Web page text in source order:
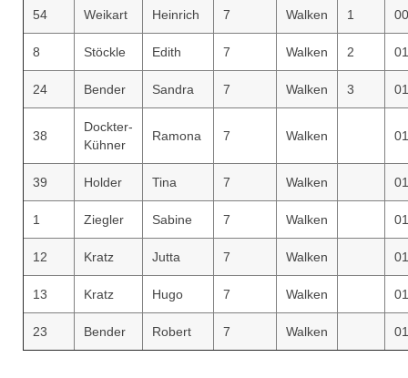
54 Weikart Heinrich 7 Walken 1
8 Stöckle Edith 7 Walken 2
24 Bender Sandra 7 Walken 3
38
Dockter-
Kühner
Ramona 7 Walken
39 Holder Tina 7 Walken
1 Ziegler Sabine 7 Walken
12 Kratz Jutta 7 Walken
13 Kratz Hugo 7 Walken
23 Bender Robert 7 Walken